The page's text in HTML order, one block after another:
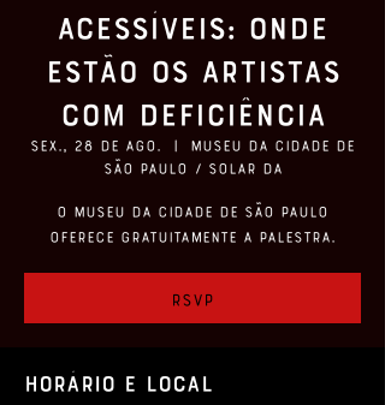
Acessíveis: Onde
Estão os Artistas
com Deficiência
sex., 28 de ago.
  |
Museu da Cidade de
São Paulo / Solar da
O Museu da Cidade de São Paulo
oferece gratuitamente a palestra.
RSVP
Horário e local